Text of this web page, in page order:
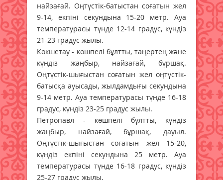
найзағай. Оңтүстік-батыстан соғатын жел
9-14, екпіні секундына 15-20 метр. Ауа
температурасы түнде 12-14 градус, күндіз
21-23 градус жылы.
Көкшетау - көшпелі бұлтты, таңертең және
күндіз жаңбыр, найзағай, бұршақ.
Оңтүстік-шығыстан соғатын жел оңтүстік-
батысқа ауысады, жылдамдығы секундына
9-14 метр. Ауа температурасы түнде 16-18
градус, күндіз 23-25 градус жылы.
Петропавл - көшпелі бұлтты, күндіз
жаңбыр, найзағай, бұршақ, дауыл.
Оңтүстік-шығыстан соғатын жел 15-20,
күндіз екпіні секундына 25 метр. Ауа
температурасы түнде 16-18 градус, күндіз
25-27 градус жылы.